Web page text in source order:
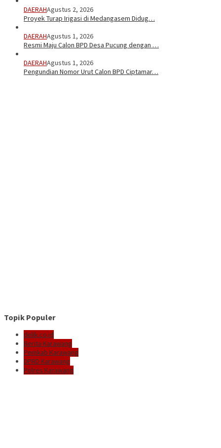
DAERAHAgustus 2, 2026
Proyek Turap Irigasi di Medangasem Didug…
DAERAHAgustus 1, 2026
Resmi Maju Calon BPD Desa Pucung dengan …
DAERAHAgustus 1, 2026
Pengundian Nomor Urut Calon BPD Ciptamar…
Topik Populer
delik.co.id
Berita Karawang
Pemkab Karawang
DPRD Karawang
Polres Karawang